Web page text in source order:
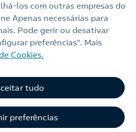
com outras empresas do
Apenas necessárias para
Pode gerir ou desativar
preferências”. Mais
Cookies.
preferências
tudo